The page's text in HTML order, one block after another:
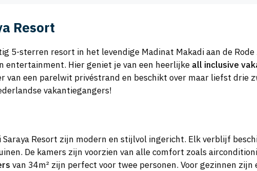
Resort
5-sterren resort in het levendige Madinat Makadi aan de
entertainment. Hier geniet je van een heerlijke all inclusive
een parelwit privéstrand en beschikt over maar liefst drie
vakantiegangers!
Resort zijn modern en stijlvol ingericht. Elk verblijf
De kamers zijn voorzien van alle comfort zoals
van 34m² zijn perfect voor twee personen. Voor gezinnen zijn